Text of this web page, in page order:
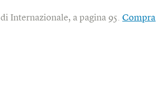
di Internazionale, a pagina 95.Compra